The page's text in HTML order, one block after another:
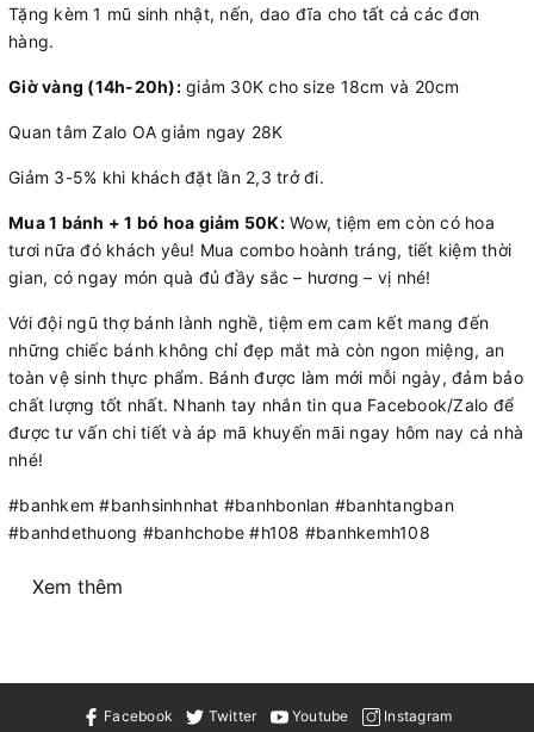
Tặng kèm 1 mũ sinh nhật, nến, dao đĩa cho tất cả các đơn
hàng.
Giờ vàng (14h-20h):giảm 30K cho size 18cm và 20cm
Quan tâm Zalo OA giảm ngay 28K
Giảm 3-5% khi khách đặt lần 2,3 trở đi.
Mua 1 bánh + 1 bó hoa giảm 50K:Wow, tiệm em còn có hoa
tươi nữa đó khách yêu! Mua combo hoành tráng, tiết kiệm thời
gian, có ngay món quà đủ đầy sắc – hương – vị nhé!
Với đội ngũ thợ bánh lành nghề, tiệm em cam kết mang đến
những chiếc bánh không chỉ đẹp mắt mà còn ngon miệng, an
toàn vệ sinh thực phẩm. Bánh được làm mới mỗi ngày, đảm bảo
chất lượng tốt nhất. Nhanh tay nhắn tin qua Facebook/Zalo để
được tư vấn chi tiết và áp mã khuyến mãi ngay hôm nay cả nhà
nhé!
#banhkem #banhsinhnhat #banhbonlan #banhtangban
#banhdethuong #banhchobe #h108 #banhkemh108
Xem thêm
Facebook Twitter Youtube Instagram